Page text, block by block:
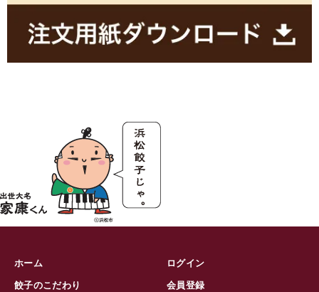
ホーム
餃子のこだわり
ログイン
会員登録